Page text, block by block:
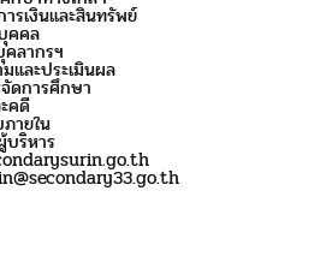
รเงินและสินทรัพย์
คคล
ลากรฯ
ละประเมินผล
ดการศึกษา
คดี
ายใน
บริหาร